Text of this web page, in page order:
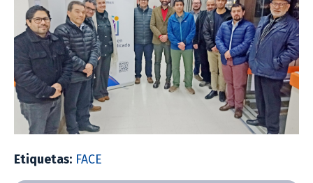
Etiquetas: FACE